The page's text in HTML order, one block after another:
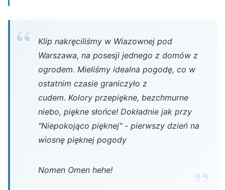
Klip nakręciliśmy w Wiazownej pod
Warszawa, na posesji jednego z domów z
ogrodem. Mieliśmy idealna pogodę, co w
ostatnim czasie graniczyło z
cudem. Kolory przepiękne, bezchmurne
niebo, piękne słońce! Dokładnie jak przy
"Niepokojąco pięknej" - pierwszy dzień na
wiosnę pięknej pogody
Nomen Omen hehe!